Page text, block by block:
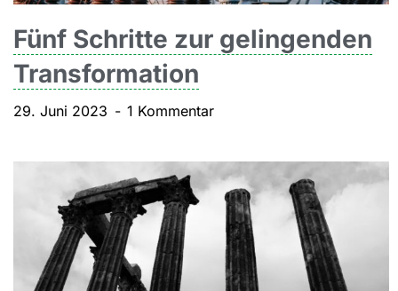
Fünf Schritte zur gelingenden
Transformation
29. Juni 2023 1 Kommentar